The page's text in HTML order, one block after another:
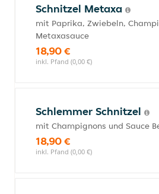
Schnitzel Metaxa
mit Paprika, Zwiebeln,
Metaxasauce
18,90 €
inkl. Pfand (0,00 €)
Schlemmer Schnitzel
mit Champignons und Sauce
18,90 €
inkl. Pfand (0,00 €)